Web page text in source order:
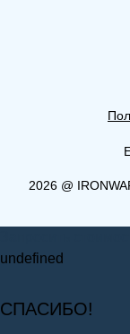
(РКВ)
2026@
undefined
СПАСИБО!